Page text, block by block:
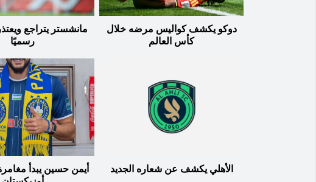
دوكو يكشف كواليس مرضه خلال
كأس العالم
مانشستر يتراجع
رسميًا
الأهلي يكشف عن شعاره الجديد
أيمن حسين يبدأ